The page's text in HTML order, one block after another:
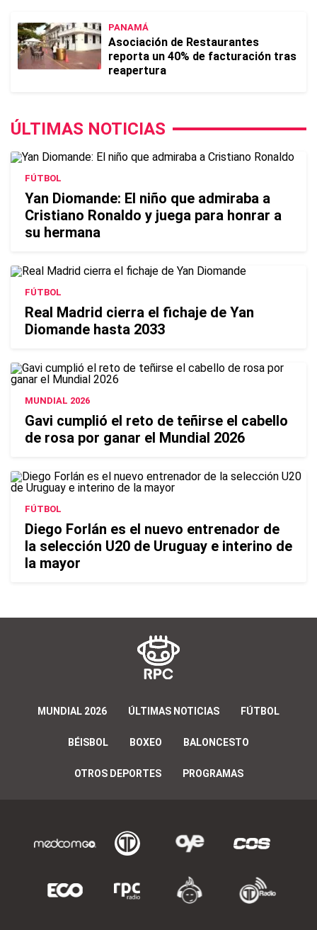
PANAMÁ
Asociación de Restaurantes
reporta un 40% de facturación tras
reapertura
ÚLTIMAS NOTICIAS
FÚTBOL
Yan Diomande: El niño que admiraba a
Cristiano Ronaldo y juega para honrar a
su hermana
FÚTBOL
Real Madrid cierra el fichaje de Yan
Diomande hasta 2033
MUNDIAL 2026
Gavi cumplió el reto de teñirse el cabello
de rosa por ganar el Mundial 2026
FÚTBOL
Diego Forlán es el nuevo entrenador de
la selección U20 de Uruguay e interino de
la mayor
MUNDIAL 2026 ÚLTIMAS NOTICIAS FÚTBOL
BÉISBOL BOXEO BALONCESTO
OTROS DEPORTES PROGRAMAS